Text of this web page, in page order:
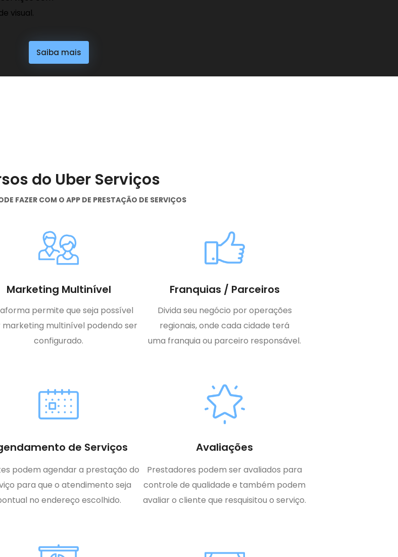
visual.
Saiba mais
do Uber Serviços
FAZER COM O APP DE PRESTAÇÃO DE SERVIÇOS
Marketing Multinível
permite que seja possível
marketing multinível podendo ser
configurado.
Franquias / Parceiros
Divida seu negócio por operações
regionais, onde cada cidade terá
uma franquia ou parceiro responsável.
de Serviços
podem agendar a prestação do
para que o atendimento seja
no endereço escolhido.
Avaliações
Prestadores podem ser avaliados para
controle de qualidade e também podem
avaliar o cliente que resquisitou o serviço.